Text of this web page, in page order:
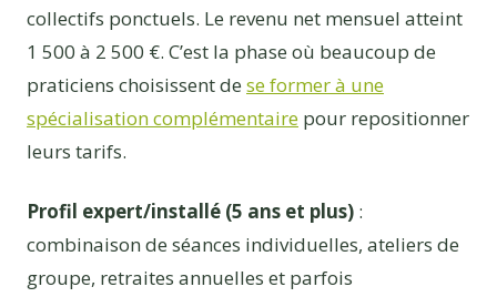
collectifs ponctuels. Le revenu net mensuel atteint
1 500 à 2 500 €. C’est la phase où beaucoup de
praticiens choisissent de se former à une
spécialisation complémentaire pour repositionner
leurs tarifs.
Profil expert/installé (5 ans et plus) :
combinaison de séances individuelles, ateliers de
groupe, retraites annuelles et parfois